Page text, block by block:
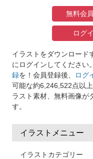
無料会
ログ
イラストをダウンロード
にログインしてください
録を！会員登録後、 ログ
可能な約6,246,522点以
ラスト素材、無料画像が
す。
イラストメニュー
イラストカテゴリー